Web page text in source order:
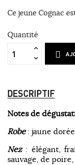
Ce jeune Cognac
Quantité
DESCRIPTIF
Notes de
Robe: jaune
Nez: élégant,
sauvage, de